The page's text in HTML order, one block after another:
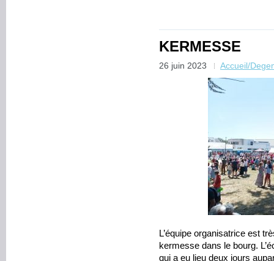
KERMESSE
26 juin 2023 Accueil/
L’équipe organisatrice est
kermesse dans le bourg.
qui a eu lieu deux jours